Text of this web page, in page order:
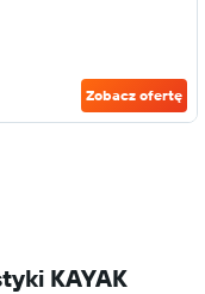
Zobacz ofertę
KAYAK